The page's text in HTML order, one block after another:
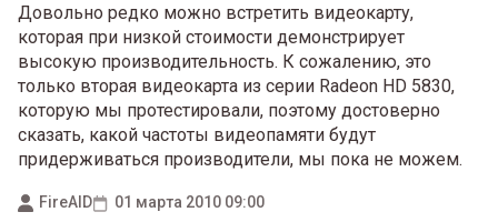
Довольно редко можно встретить видеокарту,
которая при низкой стоимости демонстрирует
высокую производительность. К сожалению, это
только вторая видеокарта из серии Radeon HD 5830,
которую мы протестировали, поэтому достоверно
сказать, какой частоты видеопамяти будут
придерживаться производители, мы пока не можем.
FireAID 01 марта 2010 09:00